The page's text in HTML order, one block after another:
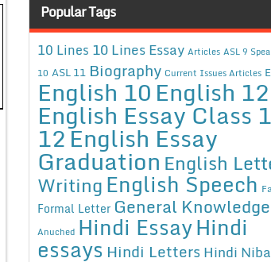
Popular Tags
10 Lines 10 Lines Essay Articles ASL 9
10 ASL 11 Biography Current Issues Articles
English 10English 12
English Essay Class
12English Essay
Graduation English
WritingEnglish Speech
Formal Letter General Knowledge
Anuched Hindi EssayHindi
essays Hindi Letters Hindi